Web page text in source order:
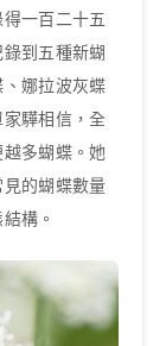
一百二十五
到五種新蝴
娜拉波灰蝶
驊相信，全
多蝴蝶。她
的蝴蝶數量
構。